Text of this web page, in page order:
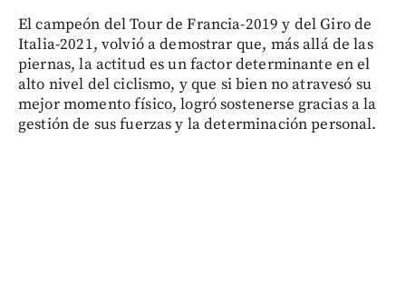
El campeón del Tour de Francia-2019 y del Giro de
Italia-2021, volvió a demostrar que, más allá de las
piernas, la actitud es un factor determinante en el
alto nivel del ciclismo, y que si bien no atravesó su
mejor momento físico, logró sostenerse gracias a la
gestión de sus fuerzas y la determinación personal.